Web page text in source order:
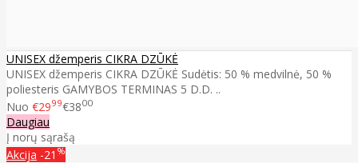
UNISEX džemperis CIKRA DZŪKĖ
UNISEX džemperis CIKRA DZŪKĖ Sudėtis: 50 % medvilnė, 50 %
poliesteris GAMYBOS TERMINAS 5 D.D. ..
Nuo €2999€3800
Daugiau
Į norų sąrašą
Akcija -21 %